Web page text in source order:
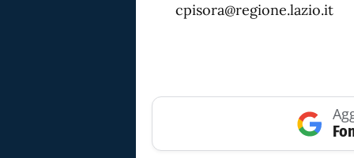
cpisora@regione.lazio.it